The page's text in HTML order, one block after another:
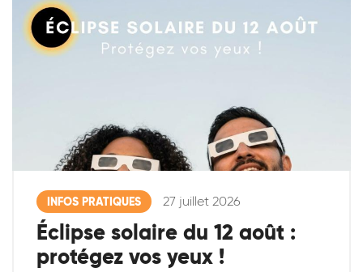
INFOS PRATIQUES 27 juillet 2026
Éclipse solaire du 12 août :
protégez vos yeux !